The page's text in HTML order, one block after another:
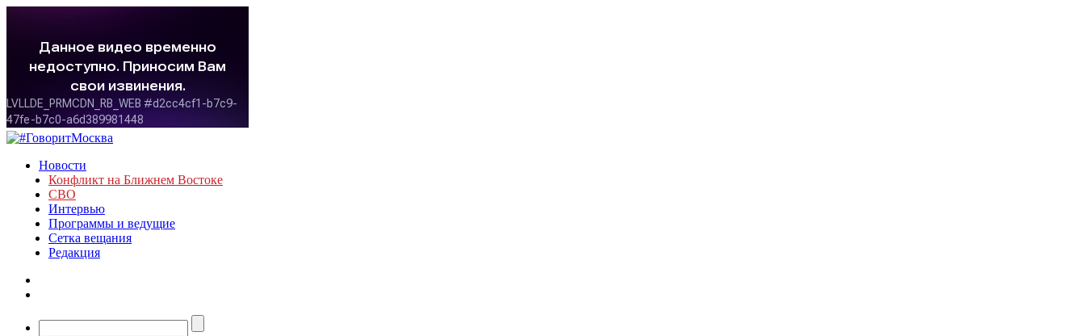
Новости
Конфликт на Ближнем Востоке
СВО
Интервью
Программы и ведущие
Сетка вещания
Редакция